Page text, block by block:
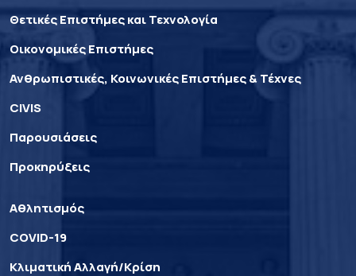
Θετικές Επιστήμες και Τεχνολογία
Οικονομικές Επιστήμες
Ανθρωπιστικές, Κοινωνικές Επιστήμες & Τέχνες
CIVIS
Παρουσιάσεις
Προκηρύξεις
Αθλητισμός
COVID-19
Κλιματική Αλλαγή/Κρίση